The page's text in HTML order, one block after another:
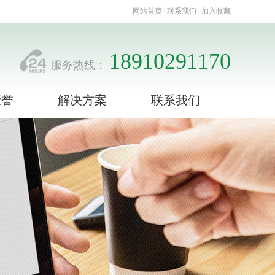
网站首页 | 联系我们 | 加入收藏
服务热线： 18910291170
解决方案 联系我们